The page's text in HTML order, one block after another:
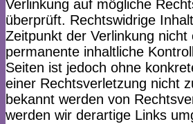
Verlinkung auf mögliche
überprüft. Rechtswidrige
Zeitpunkt der Verlinkung nicht
permanente inhaltliche
Seiten ist jedoch ohne
einer Rechtsverletzung nicht
bekannt werden von
werden wir derartige Links